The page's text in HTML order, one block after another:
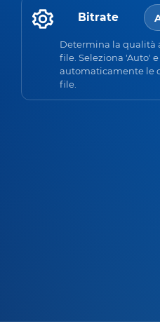
Bitrate
Determina la qualità
file. Seleziona 'Auto'
automaticamente le
file.